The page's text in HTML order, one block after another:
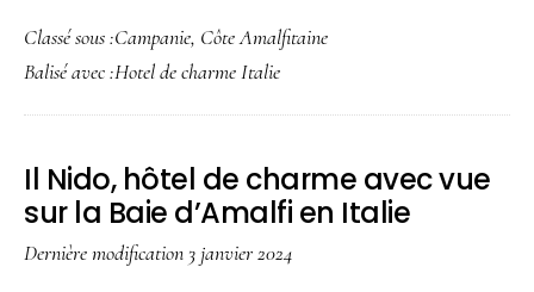
coeur
village
Classé sous :Campanie, Côte Amalfitaine
Balisé avec :Hotel de charme Italie
Il Nido, hôtel de charme avec vue
sur la Baie d’Amalfi en Italie
Dernière modification 3 janvier 2024